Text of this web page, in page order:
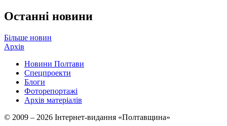
Останні новини
Більше новин
Архів
Новини Полтави
Спецпроекти
Блоги
Фоторепортажі
Архів матеріалів
© 2009 – 2026 Інтернет-видання «Полтавщина»